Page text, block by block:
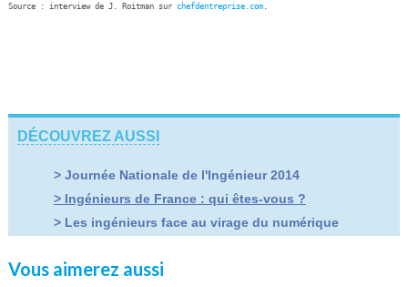
Source : interview de J. Roitman sur chefdentreprise.com.
DÉCOUVREZ AUSSI
> Journée Nationale de l'Ingénieur 2014
> Ingénieurs de France : qui êtes-vous ?
> Les ingénieurs face au virage du numérique
Vous aimerez aussi